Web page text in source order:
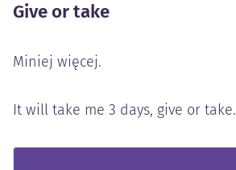
Give or take
Miniej więcej.
It will take me 3 days, give or take.